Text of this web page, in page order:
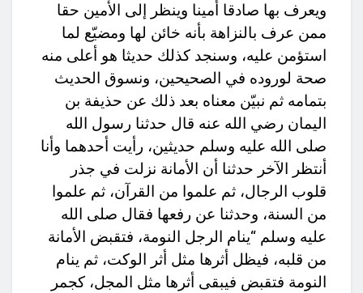
ويعرف بها صادقا أمينا وينظر إلى الأمين حقا
ممن عرف بالنزاهة بأنه خائن لها ومضيّع لما
استؤمن عليه، وسنجد كذلك حديثا هو أعلى منه
صحة لوروده في الصحيحين، ونسوق الحديث
بتمامه ثم نبيّن معناه بعد ذلك عن حذيفة بن
اليمان رضي الله عنه قال حدثنا رسول الله
صلى الله عليه وسلم حديثين، رأيت أحدهما وأنا
أنتظر الآخر حدثنا أن الأمانة نزلت في جذر
قلوب الرجال، ثم علموا من القرآن، ثم علموا
من السنة، وحدثنا عن رفعها فقال صلى الله
عليه وسلم “ينام الرجل النومة، فتقبض الأمانة
من قلبه، فيظل أثرها مثل أثر الوكت، ثم ينام
النومة فتقبض فيبقى أثرها مثل المجل، كجمر